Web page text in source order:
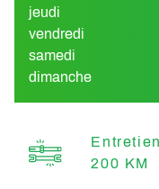
jeudi
vendredi
samedi
dimanche
200 KM